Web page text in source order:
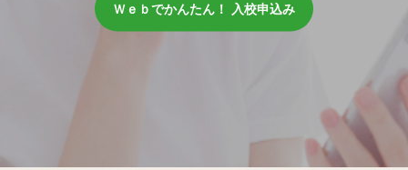
Ｗｅｂでかんたん！ 入校申込み